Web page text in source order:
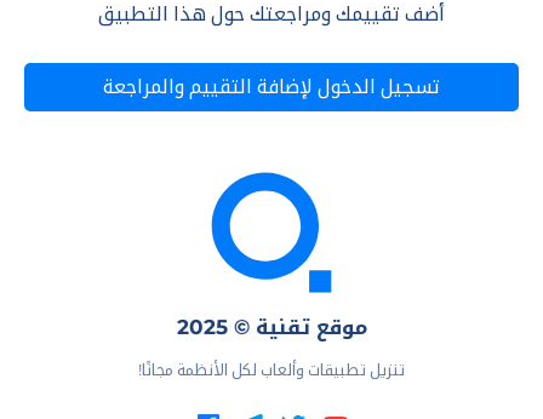
أضف تقييمك ومراجعتك حول هذا التطبيق
تسجيل الدخول لإضافة التقييم والمراجعة
موقع تقنية © 2025
تنزيل تطبيقات وألعاب لكل الأنظمة مجانًا!